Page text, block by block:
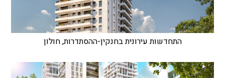
התחדשות עירונית בחנקין-ההסתדרות, חולון